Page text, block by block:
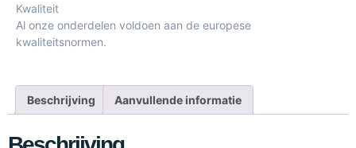
Kwaliteit
Al onze onderdelen voldoen aan de europese
kwaliteitsnormen.
Beschrijving Aanvullende informatie